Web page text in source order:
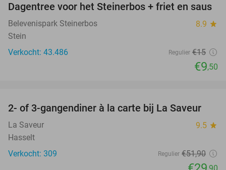
37%
Dagentree voor het Steinerbos + friet en saus
Belevenispark Steinerbos 8.9 star
Stein
Verkocht: 43.486
Regulier €15
€9,50
42%
2- of 3-gangendiner à la carte bij La Saveur
La Saveur 9.5 star
Hasselt
Verkocht: 309
Regulier €51,90